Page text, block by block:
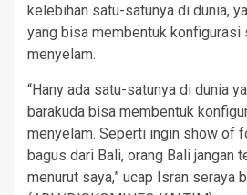
kelebihan satu-satunya di dunia,
yang bisa membentuk konfigurasi
menyelam.
“Hany ada satu-satunya di dunia
barakuda bisa membentuk
menyelam. Seperti ingin show of
bagus dari Bali, orang Bali jangan
menurut saya,” ucap Isran seraya